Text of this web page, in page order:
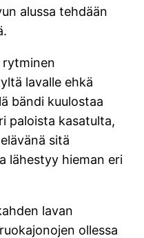
alussa tehdään
rytminen
lavalle ehkä
bändi kuulostaa
paloista kasatulta,
sitä
lähestyy hieman eri
lavan
ollessa